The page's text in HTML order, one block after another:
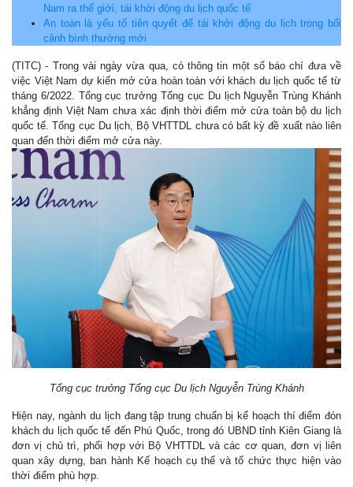
Nam ra thế giới, tái khởi động du lịch quốc tế
An toàn là yếu tố tiên quyết để tái khởi động du lịch trong bối
cảnh bình thường mới
(TITC) - Trong vài ngày vừa qua, có thông tin một số báo chí đưa về
việc Việt Nam dự kiến mở cửa hoàn toàn với khách du lịch quốc tế từ
tháng 6/2022. Tổng cục trưởng Tổng cục Du lịch Nguyễn Trùng Khánh
khẳng định Việt Nam chưa xác định thời điểm mở cửa toàn bộ du lịch
quốc tế. Tổng cục Du lịch, Bộ VHTTDL chưa có bất kỳ đề xuất nào liên
quan đến thời điểm mở cửa này.
Tổng cục trưởng Tổng cục Du lịch Nguyễn Trùng Khánh
Hiện nay, ngành du lịch đang tập trung chuẩn bị kế hoạch thí điểm đón
khách du lịch quốc tế đến Phú Quốc, trong đó UBND tỉnh Kiên Giang là
đơn vị chủ trì, phối hợp với Bộ VHTTDL và các cơ quan, đơn vị liên
quan xây dựng, ban hành Kế hoạch cụ thể và tổ chức thực hiện vào
thời điểm phù hợp.